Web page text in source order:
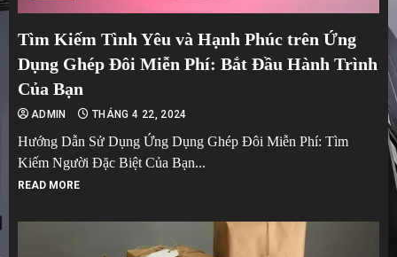
Tìm Kiếm Tình Yêu và Hạnh Phúc trên Ứng
Dụng Ghép Đôi Miễn Phí: Bắt Đầu Hành Trình
Của Bạn
ADMIN THÁNG 4 22, 2024
Hướng Dẫn Sử Dụng Ứng Dụng Ghép Đôi Miễn Phí: Tìm
Kiếm Người Đặc Biệt Của Bạn...
READ MORE